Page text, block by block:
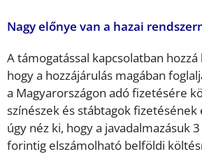
Nagy előnye van a hazai
A támogatással kapcsolatban
hogy a hozzájárulás magában
a Magyarországon adó fizetésére
színészek és stábtagok fizetésének
úgy néz ki, hogy a javadalmazásuk
forintig elszámolható belföldi